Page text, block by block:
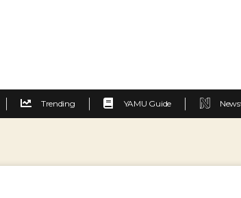
Trending YAMU Guide